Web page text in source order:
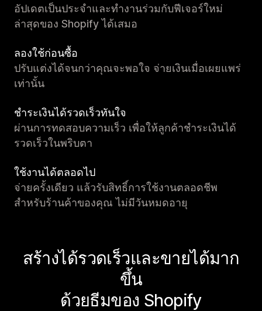
อัปเดตเป็นประจำและทำงานร่วมกับฟีเจอร์ใหม่
ล่าสุดของ Shopify ได้เสมอ
ลองใช้ก่อนซื้อ
ปรับแต่งได้จนกว่าคุณจะพอใจ จ่ายเงินเมื่อเผยแพร่
เท่านั้น
ชำระเงินได้รวดเร็วทันใจ
ผ่านการทดสอบความเร็ว เพื่อให้ลูกค้าชำระเงินได้
รวดเร็วในพริบตา
ใช้งานได้ตลอดไป
จ่ายครั้งเดียว แล้วรับสิทธิ์การใช้งานตลอดชีพ
สำหรับร้านค้าของคุณ ไม่มีวันหมดอายุ
สร้างได้รวดเร็วและขายได้มาก
ขึ้น
ด้วยธีมของ Shopify